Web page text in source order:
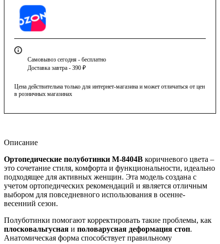
Самовывоз сегодня - бесплатно
Доставка завтра - 390 ₽
Цена действительна только для интернет-магазина и может отличаться от цен
в розничных магазинах
Описание
Ортопедические полуботинки М-8404В коричневого цвета –
это сочетание стиля, комфорта и функциональности, идеально
подходящее для активных женщин. Эта модель создана с
учетом ортопедических рекомендаций и является отличным
выбором для повседневного использования в осенне-
весенний сезон.
Полуботинки помогают корректировать такие проблемы, как
плосковальгусная и половарусная деформация стоп.
Анатомическая форма способствует правильному